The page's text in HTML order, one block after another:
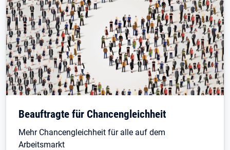
Beauftragte für Chancengleichheit
Mehr Chancengleichheit für alle auf dem
Arbeitsmarkt